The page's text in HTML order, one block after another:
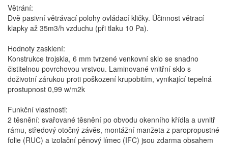
Větrání:
Dvě pasivní větrávací polohy ovládací kličky. Účinnost větrací
klapky až 35m3/h vzduchu (při tlaku 10 Pa).
Hodnoty zasklení:
Konstrukce trojskla, 6 mm tvrzené venkovní sklo se snadno
čistitelnou povrchovou vrstvou. Laminované vnitřní sklo s
doživotní zárukou proti poškození krupobitím, vynikající tepelná
prostupnost 0,99 w/m2k
Funkční vlastnosti:
2 těsnění: svařované těsnění po obvodu okenního křídla a uvnitř
rámu, středový otočný závěs, montážní manžeta z paropropustné
folie (RUC) a izolační pěnový límec (IFC) jsou zdarma obsahem